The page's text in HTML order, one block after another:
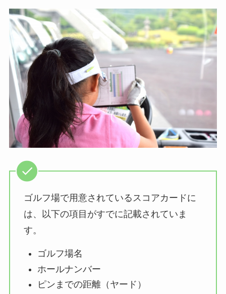
ゴルフ場で用意されているスコアカードに
は、以下の項目がすでに記載されていま
す。
ゴルフ場名
ホールナンバー
ピンまでの距離（ヤード）